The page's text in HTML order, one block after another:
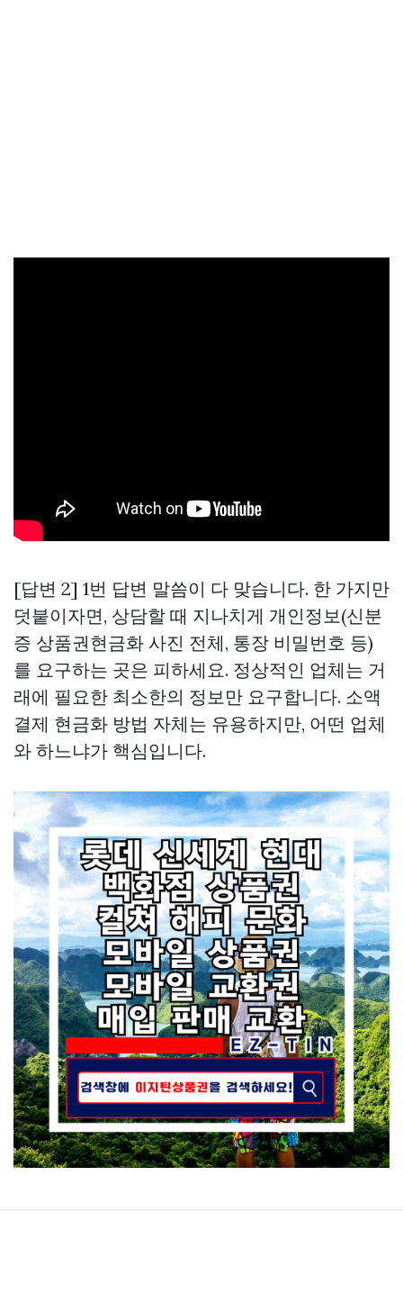
[답변 2] 1번 답변 말씀이 다 맞습니다. 한 가지만
덧붙이자면, 상담할 때 지나치게 개인정보(신분
증 상품권현금화 사진 전체, 통장 비밀번호 등)
를 요구하는 곳은 피하세요. 정상적인 업체는 거
래에 필요한 최소한의 정보만 요구합니다. 소액
결제 현금화 방법 자체는 유용하지만, 어떤 업체
와 하느냐가 핵심입니다.